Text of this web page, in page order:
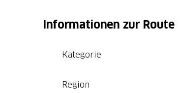
Informationen zur Route
Kategorie
Region